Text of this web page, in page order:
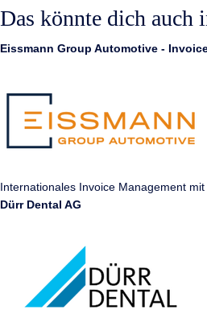
Das könnte dich auch
Eissmann Group Automotive -
Internationales Invoice Management
Dürr Dental AG